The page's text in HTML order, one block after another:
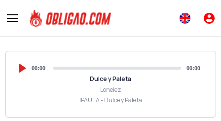
00:00 00:00
Dulce y Paleta
Lonelez
IPAUTA - Dulce y Paleta